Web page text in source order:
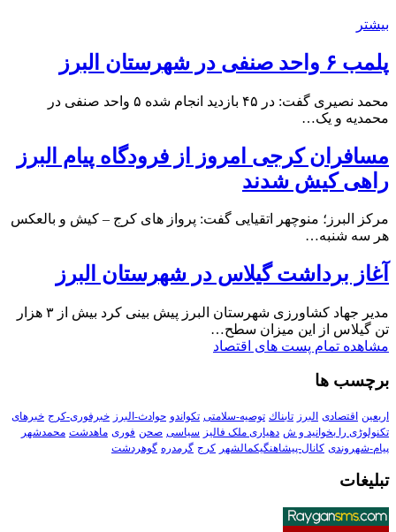
بیشتر
پلمب ۶ واحد صنفی در شهرستان البرز
محمد نصیری گفت: در ۴۵ بازدید انجام شده ۵ واحد صنفی در
محمدیه و یک…
مسافران کرجی امروز از فرودگاه پیام البرز
راهی کیش شدند
مرکز البرز؛ منوچهر اتقیایی گفت: پرواز های کرج – کیش و بالعکس
هر سه شنبه…
آغاز برداشت گیلاس در شهرستان البرز
مدیر جهاد کشاورزی شهرستان البرز پیش بینی کرد بیش از ۳ هزار
تن گیلاس از این میزان سطح…
مشاهده تمام پست های اقتصاد
برچسب ها
اربعین اقتصادی البرز تابناك توصیه-سلامتی تکواندو حوادث-البرز خبرفوری-کرج خبرهای
تکنولوڑی را بخوانید و ش دهیاری ملک فالیز سیاسی صحن فوری ماهدشت محمدشهر
پیام-شهروندی کانال-پیشاهنگیکمالشهر کرج گرمدره گوهردشت
تبلیغات